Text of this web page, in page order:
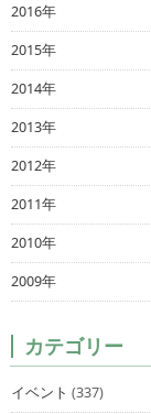
2016年
2015年
2014年
2013年
2012年
2011年
2010年
2009年
カテゴリー
イベント (337)